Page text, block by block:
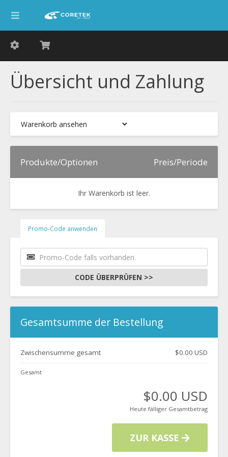
Übersicht und Zahlung
Produkte/Optionen Preis/Periode
Ihr Warenkorb ist leer.
Promo-Code anwenden
CODE ÜBERPRÜFEN >>
Gesamtsumme der Bestellung
Zwischensumme gesamt $0.00 USD
Gesamt
$0.00 USD
Heute fälliger Gesamtbetrag
ZUR KASSE